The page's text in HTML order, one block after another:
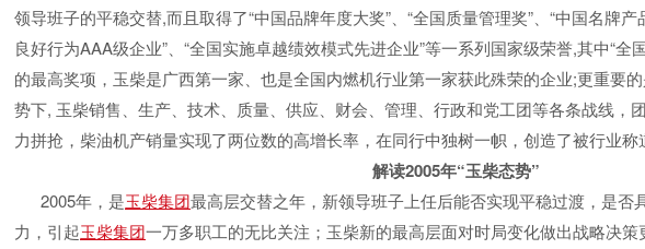
领导班子的平稳交替,而且取得了“中国品牌年度大奖”、“全国质量管理奖”、“中国名牌产
良好行为AAA级企业”、“全国实施卓越绩效模式先进企业”等一系列国家级荣誉,其中“全
的最高奖项，玉柴是广西第一家、也是全国内燃机行业第一家获此殊荣的企业;更重要
势下, 玉柴销售、生产、技术、质量、供应、财会、管理、行政和党工团等各条战线，
力拼抢，柴油机产销量实现了两位数的高增长率，在同行中独树一帜，创造了被行业称
解读2005年“玉柴态势”
2005年，是玉柴集团最高层交替之年，新领导班子上任后能否实现平稳过渡，是否
力，引起玉柴集团一万多职工的无比关注；玉柴新的最高层面对时局变化做出战略决